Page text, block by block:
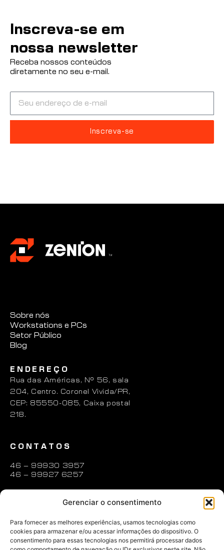
Gerenciar o consentimento
Para fornecer as melhores experiências, usamos tecnologias como
cookies para armazenar e/ou acessar informações do dispositivo. O
consentimento para essas tecnologias nos permitirá processar dados
Inscreva-se em
nossa newsletter
Receba nossos conteúdos
diretamente no seu e-mail.
Inscreva-se
Sobre nós
Workstations e PCs
Setor Público
Blog
ENDEREÇO
Rua das Américas, N° 56, sala
204, Centro. Coronel Vivida/PR,
CEP: 85550-085, Caixa postal
218.
CONTATOS
46 – 99930 3957
46 – 99927 6257
REDES SOCIAIS